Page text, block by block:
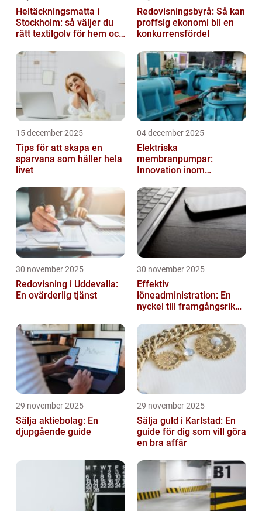
Heltäckningsmatta i
Stockholm: så väljer du
rätt textilgolv för hem och
Redovisningsbyrå: Så kan
proffsig ekonomi bli en
konkurrensfördel
15 december 2025
Tips för att skapa en
sparvana som håller hela
livet
04 december 2025
Elektriska
membranpumpar:
Innovation inom
30 november 2025
Redovisning i Uddevalla:
En ovärderlig tjänst
30 november 2025
Effektiv
löneadministration: En
nyckel till framgångsrika
29 november 2025
Sälja aktiebolag: En
djupgående guide
29 november 2025
Sälja guld i Karlstad: En
guide för dig som vill göra
en bra affär